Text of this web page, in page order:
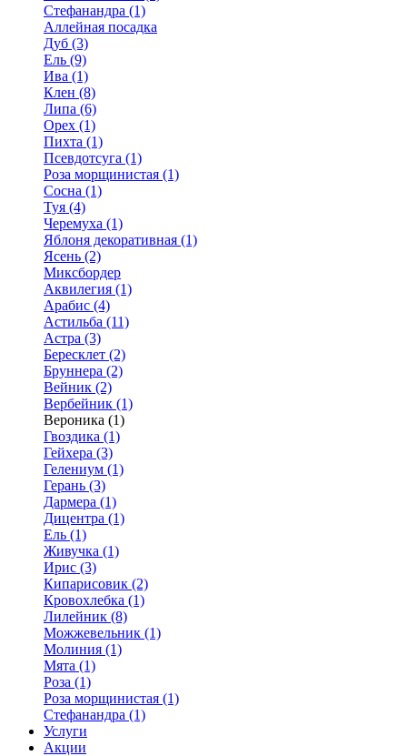
Стефанандра (1)
Аллейная посадка
Дуб (3)
Ель (9)
Ива (1)
Клен (8)
Липа (6)
Орех (1)
Пихта (1)
Псевдотсуга (1)
Роза морщинистая (1)
Сосна (1)
Туя (4)
Черемуха (1)
Яблоня декоративная (1)
Ясень (2)
Миксбордер
Аквилегия (1)
Арабис (4)
Астильба (11)
Астра (3)
Бересклет (2)
Бруннера (2)
Вейник (2)
Вербейник (1)
Вероника (1)
Гвоздика (1)
Гейхера (3)
Гелениум (1)
Герань (3)
Дармера (1)
Дицентра (1)
Ель (1)
Живучка (1)
Ирис (3)
Кипарисовик (2)
Кровохлебка (1)
Лилейник (8)
Можжевельник (1)
Молиния (1)
Мята (1)
Роза (1)
Роза морщинистая (1)
Стефанандра (1)
Услуги
Акции